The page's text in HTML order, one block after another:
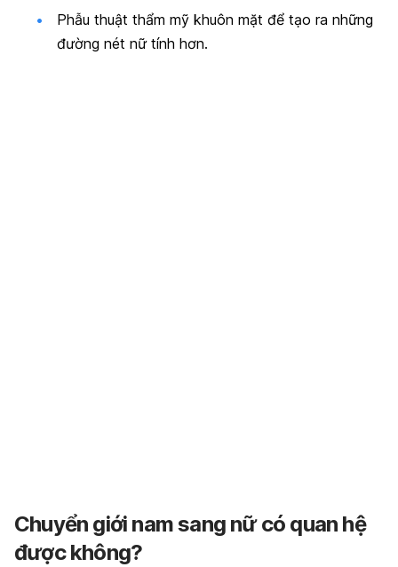
Phẫu thuật thẩm mỹ khuôn mặt để tạo ra những
đường nét nữ tính hơn.
Chuyển giới nam sang nữ có quan hệ
được không?